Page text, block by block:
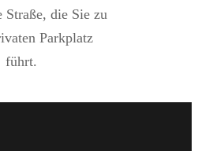
Straße, die Sie zu
Parkplatz
führt.